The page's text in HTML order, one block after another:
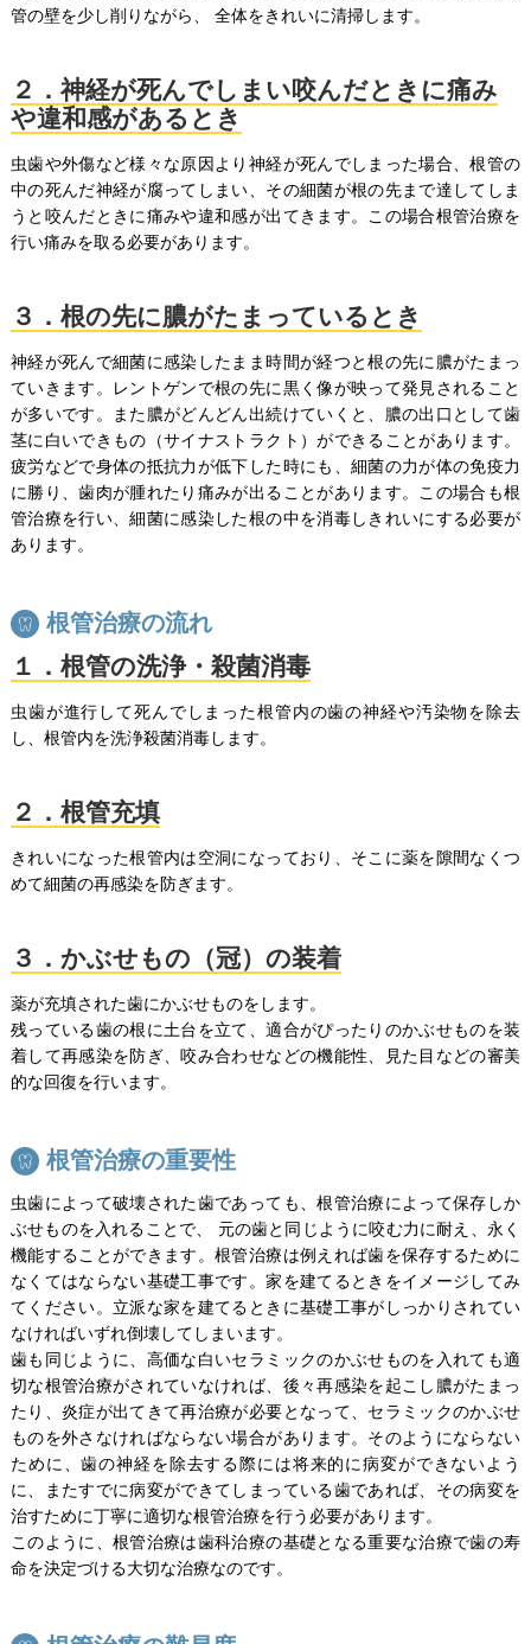
管の壁を少し削りながら、 全体をきれいに清掃します。
２．神経が死んでしまい咬んだときに痛み
や違和感があるとき
虫歯や外傷など様々な原因より神経が死んでしまった場合、根管の
中の死んだ神経が腐ってしまい、その細菌が根の先まで達してしま
うと咬んだときに痛みや違和感が出てきます。この場合根管治療を
行い痛みを取る必要があります。
３．根の先に膿がたまっているとき
神経が死んで細菌に感染したまま時間が経つと根の先に膿がたまっ
ていきます。レントゲンで根の先に黒く像が映って発見されること
が多いです。また膿がどんどん出続けていくと、膿の出口として歯
茎に白いできもの（サイナストラクト）ができることがあります。
疲労などで身体の抵抗力が低下した時にも、細菌の力が体の免疫力
に勝り、歯肉が腫れたり痛みが出ることがあります。この場合も根
管治療を行い、細菌に感染した根の中を消毒しきれいにする必要が
あります。
根管治療の流れ
１．根管の洗浄・殺菌消毒
虫歯が進行して死んでしまった根管内の歯の神経や汚染物を除去
し、根管内を洗浄殺菌消毒します。
２．根管充填
きれいになった根管内は空洞になっており、そこに薬を隙間なくつ
めて細菌の再感染を防ぎます。
３．かぶせもの（冠）の装着
薬が充填された歯にかぶせものをします。
残っている歯の根に土台を立て、適合がぴったりのかぶせものを装
着して再感染を防ぎ、咬み合わせなどの機能性、見た目などの審美
的な回復を行います。
根管治療の重要性
虫歯によって破壊された歯であっても、根管治療によって保存しか
ぶせものを入れることで、 元の歯と同じように咬む力に耐え、永く
機能することができます。根管治療は例えれば歯を保存するために
なくてはならない基礎工事です。家を建てるときをイメージしてみ
てください。立派な家を建てるときに基礎工事がしっかりされてい
なければいずれ倒壊してしまいます。
歯も同じように、高価な白いセラミックのかぶせものを入れても適
切な根管治療がされていなければ、後々再感染を起こし膿がたまっ
たり、炎症が出てきて再治療が必要となって、セラミックのかぶせ
ものを外さなければならない場合があります。そのようにならない
ために、歯の神経を除去する際には将来的に病変ができないよう
に、またすでに病変ができてしまっている歯であれば、その病変を
治すために丁寧に適切な根管治療を行う必要があります。
このように、根管治療は歯科治療の基礎となる重要な治療で歯の寿
命を決定づける大切な治療なのです。